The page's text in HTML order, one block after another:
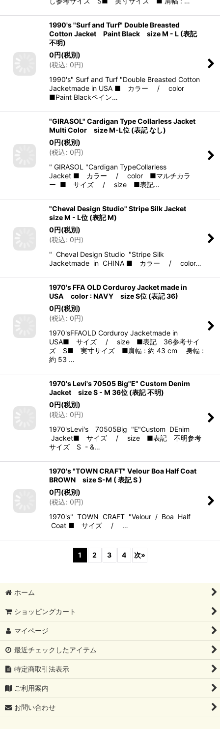
1990's "Surf and Turf" Double Breasted
Cotton Jacket Paint Black size M - L (表記
不明)
0円(税別)
(税込: 0円)
1990's" Surf and Turf "Double Breasted Cotton
Jacketmade in USA ■ カラー / color
■Paint Blackペイン…
"GIRASOL" Cardigan Type Collarless Jacket
Multi Color size M-L位 (表記 なし)
0円(税別)
(税込: 0円)
" GIRASOL "Cardigan TypeCollarless
Jacket ■ カラー / color ■マルチカラ
ー ■ サイズ / size ■表記…
"Cheval Design Studio" Stripe Silk Jacket
size M - L位 (表記 M)
0円(税別)
(税込: 0円)
" Cheval Design Studio "Stripe Silk
Jacketmade in CHINA ■ カラー / color…
1970's FFA OLD Corduroy Jacket made in
USA color : NAVY size S位 (表記 36)
0円(税別)
(税込: 0円)
1970'sFFAOLD Corduroy Jacketmade in
USA■ サイズ / size ■表記 36参考サイ
ズ S■ 実寸サイズ ■肩幅 : 約 43 cm 身幅 :
約 53 …
1970's Levi's 70505 Big"E" Custom Denim
Jacket size S - M 36位 (表記 不明)
0円(税別)
(税込: 0円)
1970'sLevi's 70505Big "E"Custom DEnim
Jacket■ サイズ / size ■表記 不明参考
サイズ S - &…
1970's "TOWN CRAFT" Velour Boa Half Coat
BROWN size S-M ( 表記 S )
0円(税別)
(税込: 0円)
1970's" TOWN CRAFT "Velour / Boa Half
Coat ■ サイズ / …
1 2 3 4 次»
ホーム
ショッピングカート
マイページ
最近チェックしたアイテム
特定商取引法表示
ご利用案内
お問い合わせ